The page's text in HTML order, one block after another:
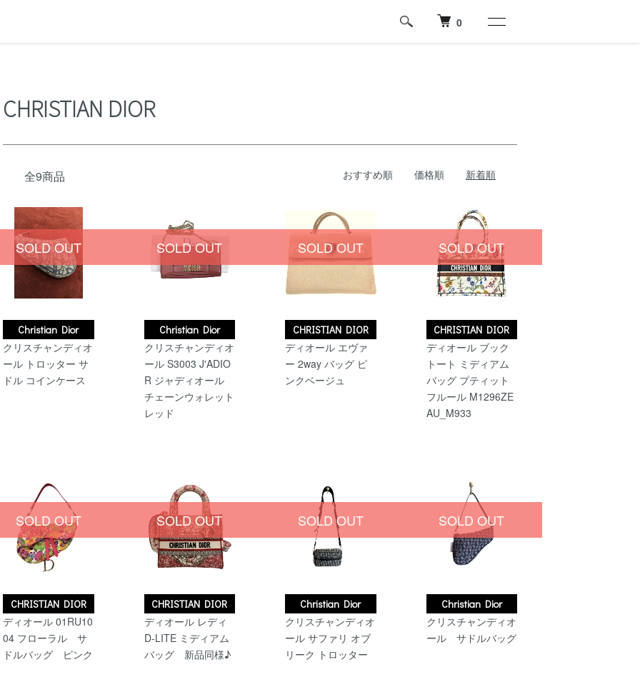
0
CHRISTIAN DIOR
全9商品 おすすめ順 価格順 新着順
Christian Dior
クリスチャンディオ
ール トロッター サ
ドル コインケース
SOLD OUT
Christian Dior
クリスチャンディオ
ール S3003 J'ADIO
R ジャディオール
チェーンウォレット
レッド
SOLD OUT
CHRISTIAN DIOR
ディオール エヴァ
ー 2way バッグ ピ
ンクベージュ
SOLD OUT
CHRISTIAN DIOR
ディオール ブック
トート ミディアム
バッグ プティット
フルール M1296ZE
AU_M933
SOLD OUT
CHRISTIAN DIOR
ディオール 01RU10
04 フローラル サ
ドルバッグ ピンク
SOLD OUT
CHRISTIAN DIOR
ディオール レディ
D-LITE ミディアム
バッグ 新品同様♪
SOLD OUT
Christian Dior
クリスチャンディオ
ール サファリ オブ
リーク トロッター
SOLD OUT
Christian Dior
クリスチャンディオ
ール サドルバッグ
SOLD OUT